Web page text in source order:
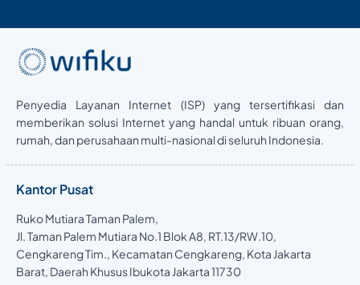
Penyedia Layanan Internet (ISP) yang tersertifikasi dan
memberikan solusi Internet yang handal untuk ribuan orang,
rumah, dan perusahaan multi-nasional di seluruh Indonesia.
Kantor Pusat
Ruko Mutiara Taman Palem,
Jl. Taman Palem Mutiara No.1 Blok A8, RT.13/RW.10,
Cengkareng Tim., Kecamatan Cengkareng, Kota Jakarta
Barat, Daerah Khusus Ibukota Jakarta 11730